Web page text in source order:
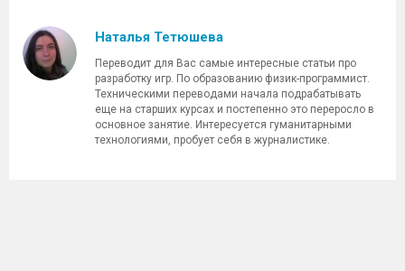
Наталья Тетюшева
Переводит для Вас самые интересные статьи про
разработку игр. По образованию физик-программист.
Техническими переводами начала подрабатывать
еще на старших курсах и постепенно это переросло в
основное занятие. Интересуется гуманитарными
технологиями, пробует себя в журналистике.